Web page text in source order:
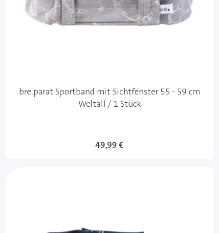
bre.parat Sportband mit Sichtfenster 55 - 59 cm
Weltall / 1 Stück
49,99 €